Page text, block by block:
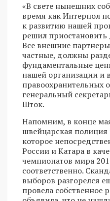
«В свете нынешних
время как Интерпол
к развитию нашей
решил приостановить
Все внешние
частные, должны
фундаментальные
нашей организации и
правоохранительных
генеральный
Шток.
Напомним, в конце
швейцарская полиция
которое
России и Катара в
чемпионатов мира
соответственно.
выборов разгорелся
провела собственное